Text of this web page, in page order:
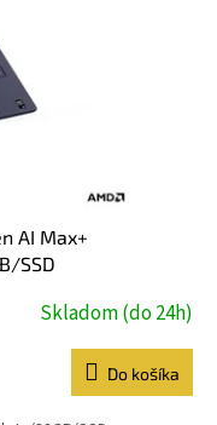
AI Max+
SSD
Skladom (do 24h)
Do košíka